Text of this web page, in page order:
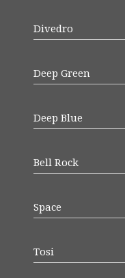
Divedro
Deep Green
Deep Blue
Bell Rock
Space
Tosi